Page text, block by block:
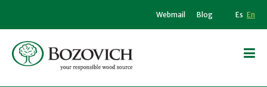
Webmail Blog Es En